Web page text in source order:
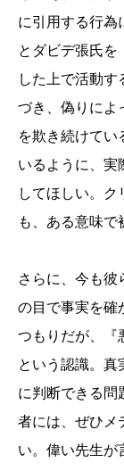
に引用する行為
とダビデ張氏を
した上で活動
づき、偽りによ
を欺き続けてい
いるように、実
してほしい。
も、ある意味で
さらに、今も彼
の目で事実を確
つもりだが、『
という認識。真
に判断できる問
者には、ぜひメ
い。偉い先生が